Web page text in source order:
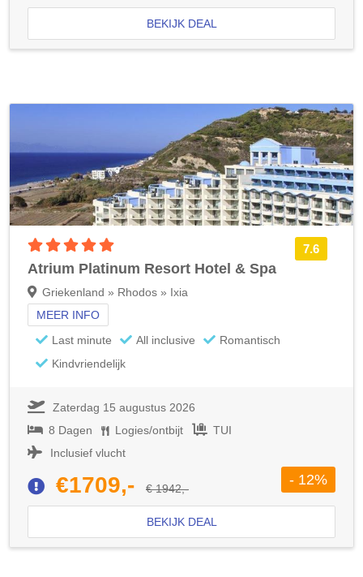
BEKIJK DEAL
7.6
Atrium Platinum Resort Hotel & Spa
Griekenland » Rhodos » Ixia
MEER INFO
Last minute
All inclusive
Romantisch
Kindvriendelijk
Zaterdag 15 augustus 2026
8 Dagen
Logies/ontbijt
TUI
Inclusief vlucht
€1709,- € 1942,-
- 12%
BEKIJK DEAL